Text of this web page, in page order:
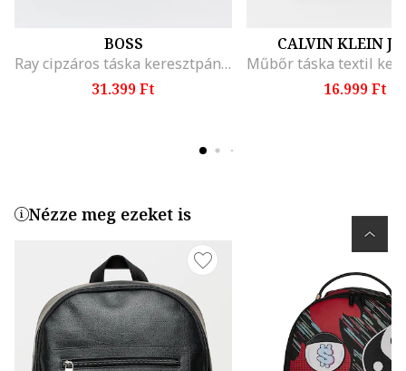
BOSS
Ray cipzáros táska keresztpánttal, Koptatott fekete
31.399 Ft
CALVIN KLEIN
16.999 Ft
Nézze meg ezeket is